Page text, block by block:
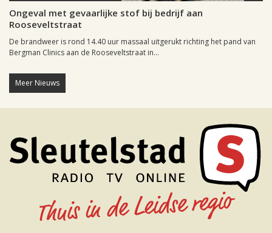
Ongeval met gevaarlijke stof bij bedrijf aan
Rooseveltstraat
De brandweer is rond 14.40 uur massaal uitgerukt richting het pand van
Bergman Clinics aan de Rooseveltstraat in...
Meer Nieuws